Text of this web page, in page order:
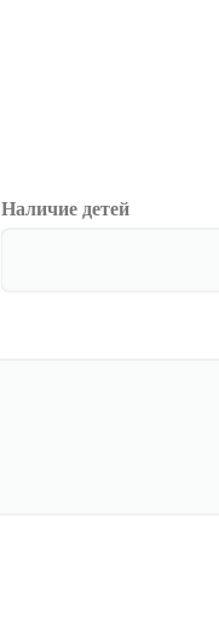
Наличие детей